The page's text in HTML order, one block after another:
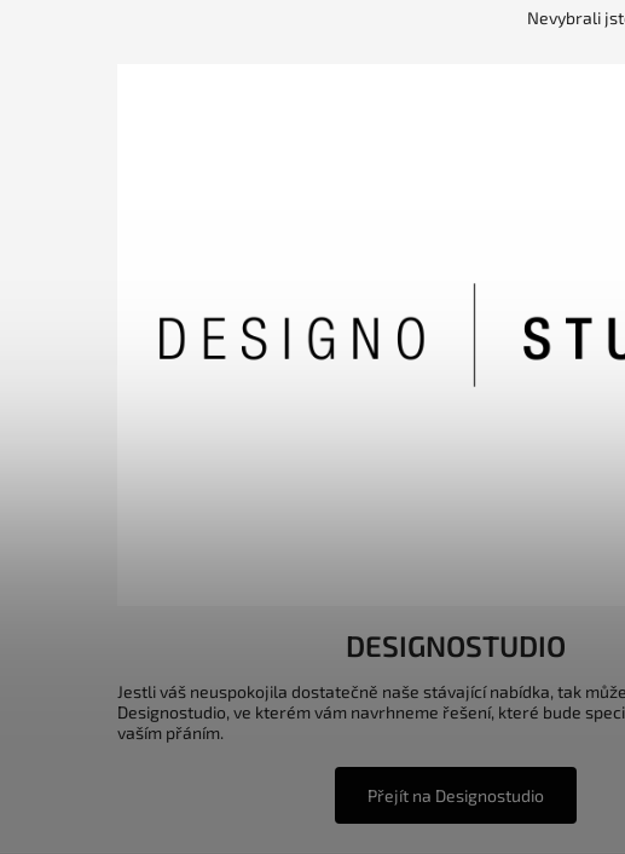
Nevybrali
DESIGNOSTUDIO
Jestli váš neuspokojila dostatečně naše stávající nabídka, tak
Designostudio, ve kterém vám navrhneme řešení, které bude
vaším přáním.
Přejít na Designostudio